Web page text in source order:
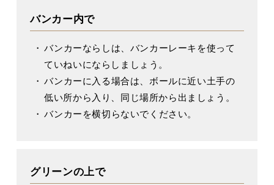
バンカー内で
バンカーならしは、バンカーレーキを使って
ていねいにならしましょう。
バンカーに入る場合は、ボールに近い土手の
低い所から入り、同じ場所から出ましょう。
バンカーを横切らないでください。
グリーンの上で